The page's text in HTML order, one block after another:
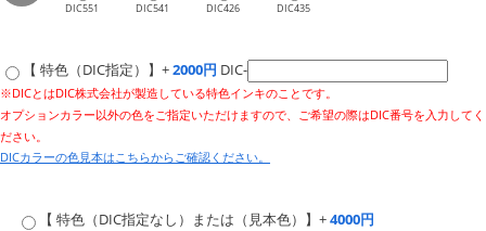
DIC551 DIC541 DIC426 DIC435
【 特色（DIC指定）】+2000円 DIC-
※DICとはDIC株式会社が製造している特色インキのことです。
オプションカラー以外の色をご指定いただけますので、ご希望の際はDIC番号を入力してく
ださい。
DICカラーの色見本はこちらからご確認ください。
【 特色（DIC指定なし）または（見本色）】+4000円